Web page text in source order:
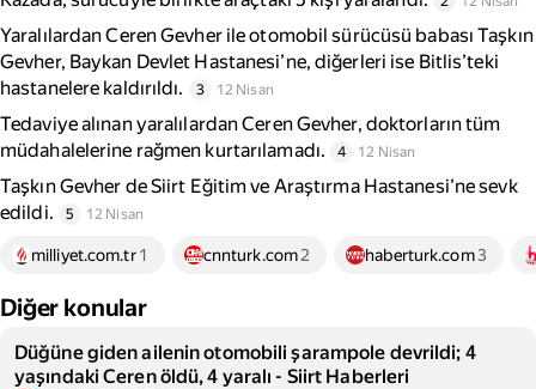
Yaralılardan Ceren Gevher ile otomobil sürücüsü babası Taşkın
Gevher, Baykan Devlet Hastanesi’ne, diğerleri ise Bitlis’teki
hastanelere kaldırıldı.
3 12 Nisan
Tedaviye alınan yaralılardan Ceren Gevher, doktorların tüm
müdahalelerine rağmen kurtarılamadı.
4 12 Nisan
Taşkın Gevher de Siirt Eğitim ve Araştırma Hastanesi'ne sevk
edildi.
5 12 Nisan
milliyet.com.tr 1 cnnturk.com2 haberturk.com3
Diğer konular
Düğüne giden ailenin otomobili şarampole devrildi; 4
yaşındaki Ceren öldü, 4 yaralı - Siirt Haberleri